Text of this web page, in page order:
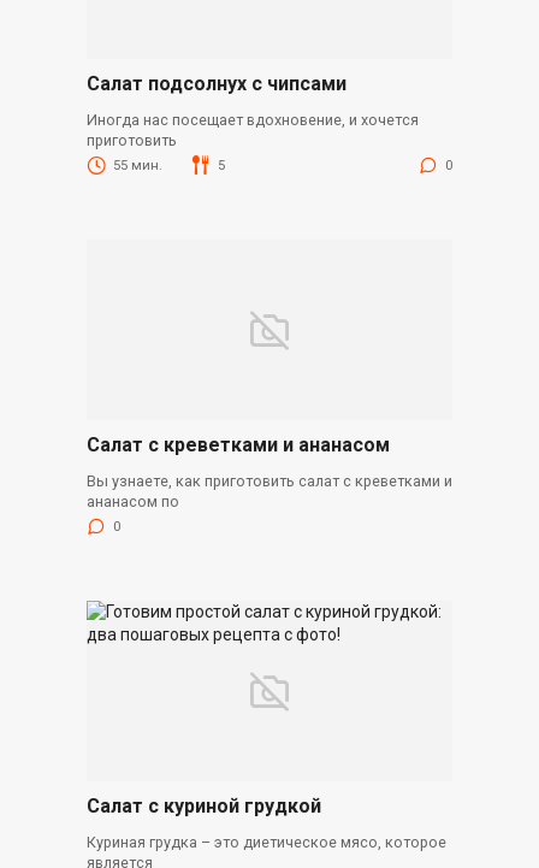
Салат подсолнух с чипсами
Иногда нас посещает вдохновение, и хочется
приготовить
55 мин. 5 0
Салат с креветками и ананасом
Вы узнаете, как приготовить салат с креветками и
ананасом по
0
Салат с куриной грудкой
Куриная грудка – это диетическое мясо, которое
является